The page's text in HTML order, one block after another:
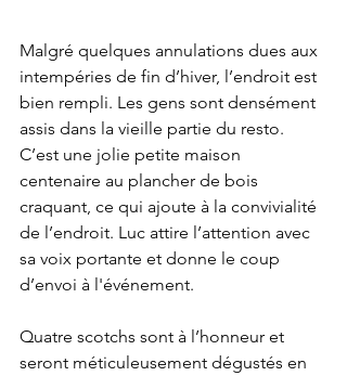
Malgré quelques annulations dues aux
intempéries de fin d’hiver, l’endroit est
bien rempli. Les gens sont densément
assis dans la vieille partie du resto.
C’est une jolie petite maison
centenaire au plancher de bois
craquant, ce qui ajoute à la convivialité
de l’endroit. Luc attire l’attention avec
sa voix portante et donne le coup
d’envoi à l'événement.
Quatre scotchs sont à l’honneur et
seront méticuleusement dégustés en